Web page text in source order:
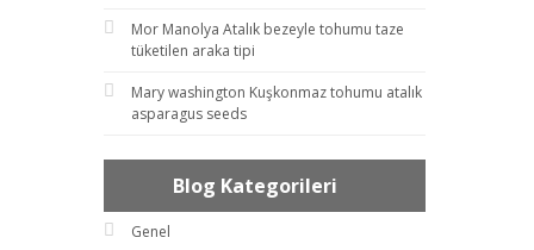
Mor Manolya Atalık bezeyle tohumu taze
tüketilen araka tipi
Mary washington Kuşkonmaz tohumu atalık
asparagus seeds
Blog Kategorileri
Genel